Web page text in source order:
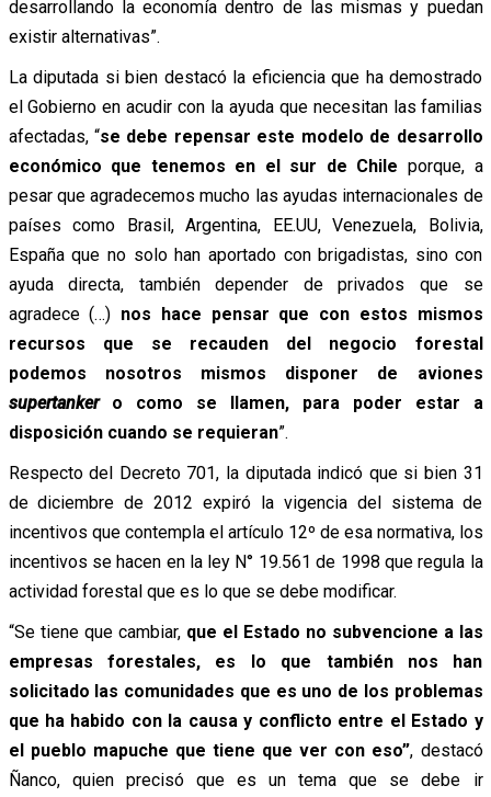
desarrollando la economía dentro de las mismas y puedan
existir alternativas”.
La diputada si bien destacó la eficiencia que ha demostrado
el Gobierno en acudir con la ayuda que necesitan las familias
afectadas, “se debe repensar este modelo de desarrollo
económico que tenemos en el sur de Chile porque, a
pesar que agradecemos mucho las ayudas internacionales de
países como Brasil, Argentina, EE.UU, Venezuela, Bolivia,
España que no solo han aportado con brigadistas, sino con
ayuda directa, también depender de privados que se
agradece (…) nos hace pensar que con estos mismos
recursos que se recauden del negocio forestal
podemos nosotros mismos disponer de aviones
supertankero como se llamen, para poder estar a
disposición cuando se requieran”.
Respecto del Decreto 701, la diputada indicó que si bien 31
de diciembre de 2012 expiró la vigencia del sistema de
incentivos que contempla el artículo 12º de esa normativa, los
incentivos se hacen en la ley N° 19.561 de 1998 que regula la
actividad forestal que es lo que se debe modificar.
“Se tiene que cambiar, que el Estado no subvencione a las
empresas forestales, es lo que también nos han
solicitado las comunidades que es uno de los problemas
que ha habido con la causa y conflicto entre el Estado y
el pueblo mapuche que tiene que ver con eso”, destacó
Ñanco, quien precisó que es un tema que se debe ir